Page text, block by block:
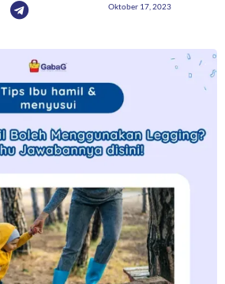
Oktober 17, 2023